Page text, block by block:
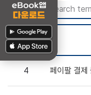
No.
4
페이팔 결